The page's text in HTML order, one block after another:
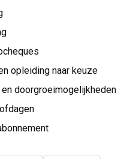
opleiding naar keuze
doorgroeimogelijkheden